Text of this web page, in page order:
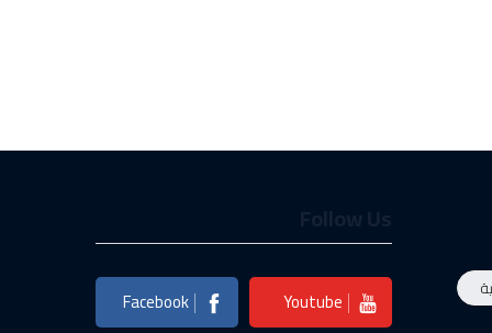
Youtube
Facebook